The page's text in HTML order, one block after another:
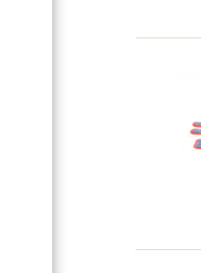
Материал